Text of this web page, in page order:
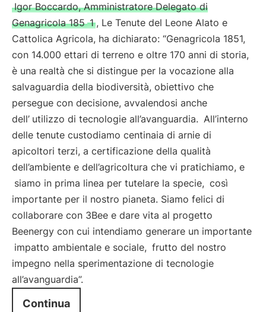
Igor Boccardo, Amministratore Delegato di
Genagricola 185 1 , Le Tenute del Leone Alato e
Cattolica Agricola, ha dichiarato: “Genagricola 1851,
con 14.000 ettari di terreno e oltre 170 anni di storia,
è una realtà che si distingue per la vocazione alla
salvaguardia della biodiversità, obiettivo che
persegue con decisione, avvalendosi anche
dell’ utilizzo di tecnologie all’avanguardia. All’interno
delle tenute custodiamo centinaia di arnie di
apicoltori terzi, a certificazione della qualità
dell’ambiente e dell’agricoltura che vi pratichiamo, e
siamo in prima linea per tutelare la specie, così
importante per il nostro pianeta. Siamo felici di
collaborare con 3Bee e dare vita al progetto
Beenergy con cui intendiamo generare un importante
impatto ambientale e sociale, frutto del nostro
impegno nella sperimentazione di tecnologie
all’avanguardia”.
Continua